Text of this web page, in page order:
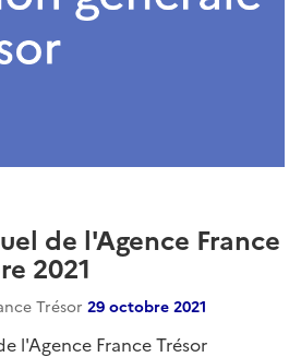
de l'Agence France
2021
Trésor 29 octobre 2021
l'Agence France Trésor